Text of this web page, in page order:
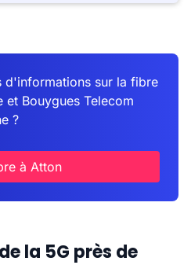
d'informations sur la fibre
et Bouygues Telecom
?
à Atton
la 5G près de